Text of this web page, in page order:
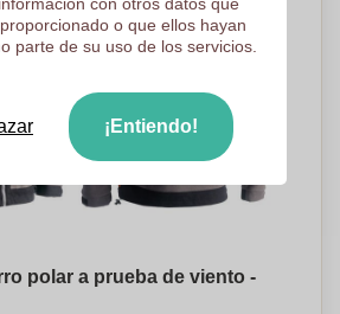
polar a prueba de viento -
o que ellos hayan
parte de su uso de los servicios.
¡Entiendo!